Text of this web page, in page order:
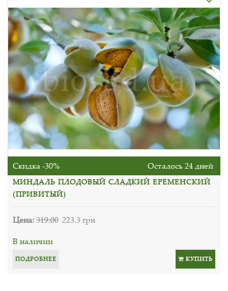
Скидка -30% Осталось 24 дней
МИНДАЛЬ ПЛОДОВЫЙ СЛАДКИЙ ЕРЕМЕНСКИЙ
(ПРИВИТЫЙ)
Цена:319.00 223.3 грн
В наличии
ПОДРОБНЕЕ КУПИТЬ